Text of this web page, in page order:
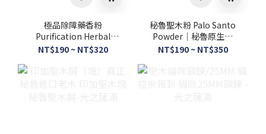
極品除障藥香粉
Purification Herbal
Incense Powder｜中藥
NT$190 ~ NT$320
秘魯聖木粉 Palo Santo
Powder｜秘魯原生聖
木・細緻研磨・天然木質
NT$190 ~ NT$350